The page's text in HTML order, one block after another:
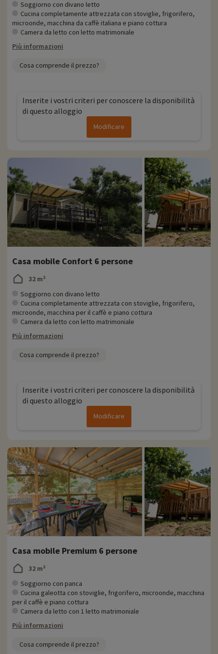
scoprirlecliccando qui!
Per saperne di più
- Si accettano animali domestici, con supplemento
Soggiorno con divano letto
Cucina completamente attrezzata con stoviglie, frigorifero,
microonde, macchina da caffè italiana e piano cottura
Camera da letto con letto matrimoniale
Più informazioni
Cosa comprende il prezzo?
Inserite i vostri criteri per conoscere la disponibilità
di questo alloggio
Modificare
Casa mobile Confort 6 persone
32 m²
Soggiorno con divano letto
Cucina completamente attrezzata con stoviglie, frigorifero,
microonde, macchina per il caffè e piano cottura
Camera da letto con letto matrimoniale
Più informazioni
Cosa comprende il prezzo?
Inserite i vostri criteri per conoscere la disponibilità
di questo alloggio
Modificare
Casa mobile Premium 6 persone
32 m²
Soggiorno con panca
Cucina galeotta con stoviglie, frigorifero, microonde, macchina
per il caffè e piano cottura
Camera da letto con 1 letto matrimoniale
Più informazioni
Cosa comprende il prezzo?